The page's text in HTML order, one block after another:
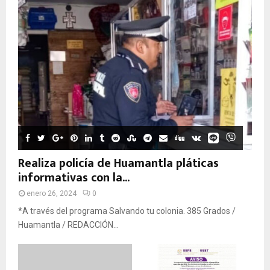
Realiza policía de Huamantla pláticas
informativas con la...
enero 26, 2024 0
*A través del programa Salvando tu colonia. 385 Grados /
Huamantla / REDACCIÓN...